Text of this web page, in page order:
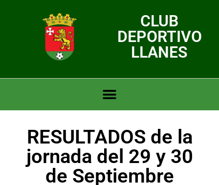
CLUB
DEPORTIVO
LLANES
RESULTADOS de la
jornada del 29 y 30
de Septiembre